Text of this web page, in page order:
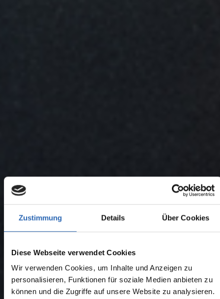
Zustimmung Details Über Cookies
Diese Webseite verwendet Cookies
Wir verwenden Cookies, um Inhalte und Anzeigen zu
personalisieren, Funktionen für soziale Medien anbieten zu
können und die Zugriffe auf unsere Website zu analysieren.